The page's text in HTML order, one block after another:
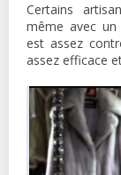
Certains
même avec
est assez
assez efficace